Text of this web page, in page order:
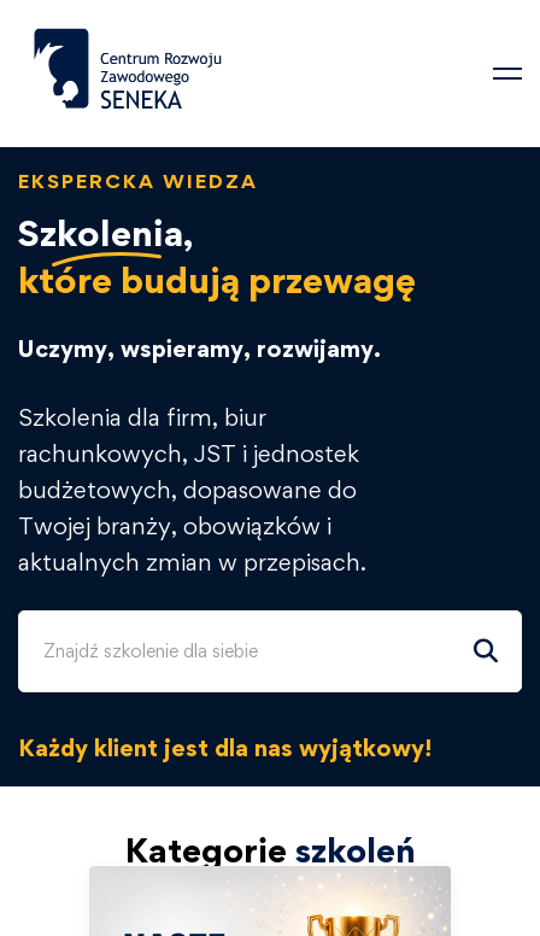
EKSPERCKA WIEDZA
Szkolenia,
które budują przewagę
Uczymy, wspieramy, rozwijamy.
Szkolenia dla firm, biur
rachunkowych, JST i jednostek
budżetowych, dopasowane do
Twojej branży, obowiązków i
aktualnych zmian w przepisach.
Każdy klient jest dla nas wyjątkowy!
Kategorie szkoleń